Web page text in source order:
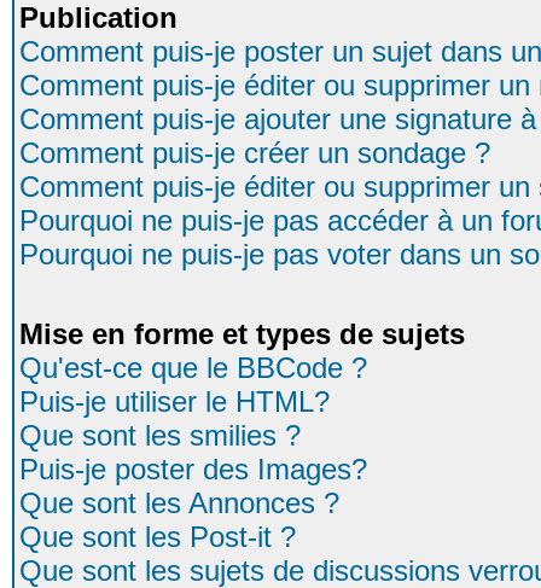
Publication
Comment puis-je poster un sujet dans
Comment puis-je éditer ou supprimer un
Comment puis-je ajouter une signature
Comment puis-je créer un sondage ?
Comment puis-je éditer ou supprimer un
Pourquoi ne puis-je pas accéder à un
Pourquoi ne puis-je pas voter dans un
Mise en forme et types de sujets
Qu'est-ce que le BBCode ?
Puis-je utiliser le HTML?
Que sont les smilies ?
Puis-je poster des Images?
Que sont les Annonces ?
Que sont les Post-it ?
Que sont les sujets de discussions